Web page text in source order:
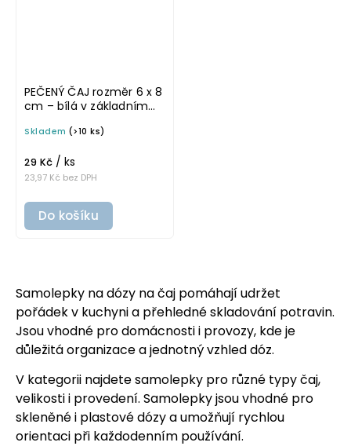
PEČENÝ ČAJ rozměr 6 x 8
cm – bílá v základním
samolepka na
Skladem (>10 ks)
23,97 Kč bez DPH
29 Kč / ks
Do košíku
Samolepky na dózy na čaj pomáhají udržet
pořádek v kuchyni a přehledné skladování potravin.
Jsou vhodné pro domácnosti i provozy, kde je
důležitá organizace a jednotný vzhled dóz.
V kategorii najdete samolepky pro různé typy čaj,
velikosti i provedení. Samolepky jsou vhodné pro
skleněné i plastové dózy a umožňují rychlou
orientaci při každodenním používání.